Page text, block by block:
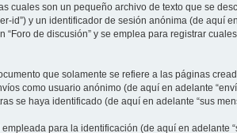
cuales son un pequeño archivo de texto que se
id”) y un identificador de sesión anónima (de aquí
de discusión” y se emplea para registrar
que solamente se refiere a las páginas
como usuario anónimo (de aquí en adelante
se haya identificado (de aquí en adelante “sus
para la identificación (de aquí en adelante